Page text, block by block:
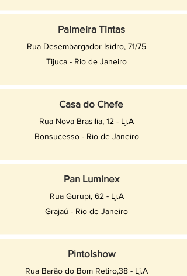
Palmeira Tintas
Rua Desembargador Isidro, 71/75
Tijuca - Rio de Janeiro
Casa do Chefe
Rua Nova Brasilia, 12 - Lj.A
Bonsucesso - Rio de Janeiro
Pan Luminex
Rua Gurupi, 62 - Lj.A
Grajaú - Rio de Janeiro
Pintolshow
Rua Barão do Bom Retiro,38 - Lj.A